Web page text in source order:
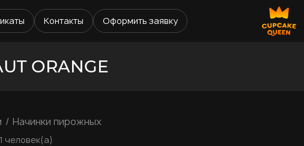
Контакты Оформить заявку
ORANGE
Начинки пирожных
человек(а)